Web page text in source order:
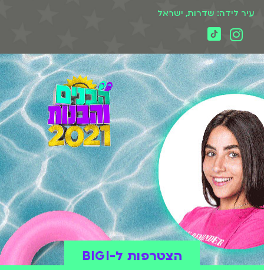
עיר לידה: שדרות, ישראל
הצטרפות ל-BIGI